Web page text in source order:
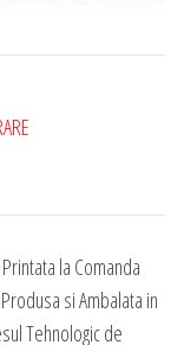
la Comanda
si Ambalata in
Tehnologic de